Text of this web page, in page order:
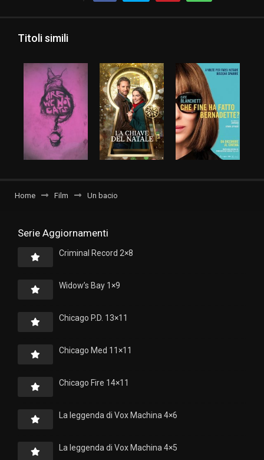
Titoli simili
Home Film Un bacio
Serie Aggiornamenti
Criminal Record 2×8
Widow’s Bay 1×9
Chicago P.D. 13×11
Chicago Med 11×11
Chicago Fire 14×11
La leggenda di Vox Machina 4×6
La leggenda di Vox Machina 4×5